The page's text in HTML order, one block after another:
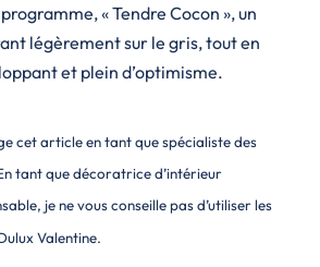
« Tendre Cocon », un
légèrement sur le gris, tout en
et plein d’optimisme.
cet article en tant que spécialiste des
tant que décoratrice d’intérieur
je ne vous conseille pas d’utiliser les
Valentine.